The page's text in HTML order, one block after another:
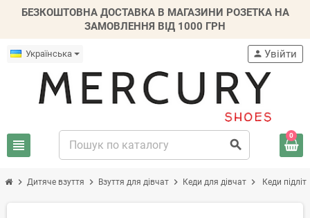
БЕЗКОШТОВНА ДОСТАВКА В МАГАЗИНИ РОЗЕТКА НА
ЗАМОВЛЕННЯ ВІД 1000 ГРН
Українська
view_headline search
person Увійти
0
chevron_right Дитяче взуття chevron_right Взуття для дівчат chevron_right Кеди для дівчат chevron_right Кеди